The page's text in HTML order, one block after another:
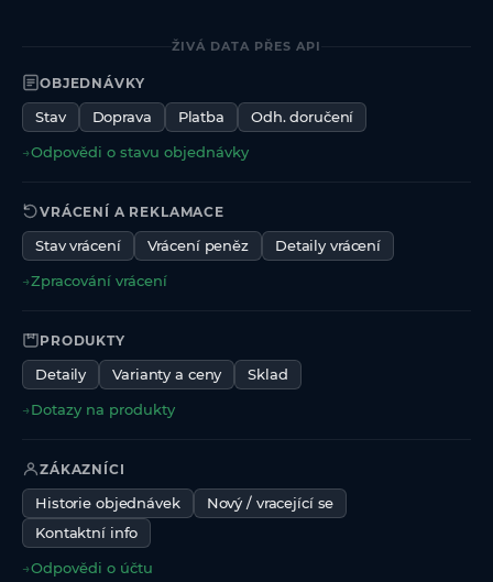
ŽIVÁ DATA PŘES API
OBJEDNÁVKY
Stav Doprava Platba Odh. doručení
→Odpovědi o stavu objednávky
VRÁCENÍ A REKLAMACE
Stav vrácení Vrácení peněz Detaily vrácení
→Zpracování vrácení
PRODUKTY
Detaily Varianty a ceny Sklad
→Dotazy na produkty
ZÁKAZNÍCI
Historie objednávek
Nový / vracející se
Kontaktní info
→Odpovědi o účtu